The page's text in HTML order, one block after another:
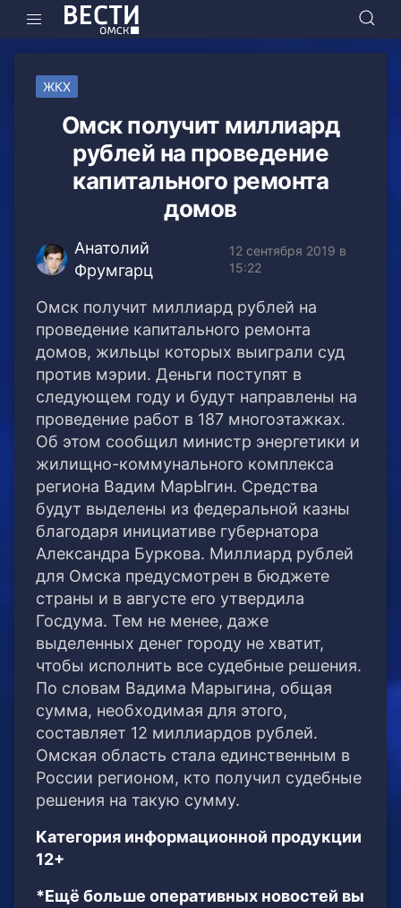
ЖКХ
Омск получит миллиард
рублей на проведение
капитального ремонта
домов
Анатолий
Фрумгарц
12 сентября 2019 в
15:22
Омск получит миллиард рублей на
проведение капитального ремонта
домов, жильцы которых выиграли суд
против мэрии. Деньги поступят в
следующем году и будут направлены на
проведение работ в 187 многоэтажках.
Об этом сообщил министр энергетики и
жилищно-коммунального комплекса
региона Вадим МарЫгин. Средства
будут выделены из федеральной казны
благодаря инициативе губернатора
Александра Буркова. Миллиард рублей
для Омска предусмотрен в бюджете
страны и в августе его утвердила
Госдума. Тем не менее, даже
выделенных денег городу не хватит,
чтобы исполнить все судебные решения.
По словам Вадима Марыгина, общая
сумма, необходимая для этого,
составляет 12 миллиардов рублей.
Омская область стала единственным в
России регионом, кто получил судебные
решения на такую сумму.
Категория информационной продукции
12+
*Ещё больше оперативных новостей вы